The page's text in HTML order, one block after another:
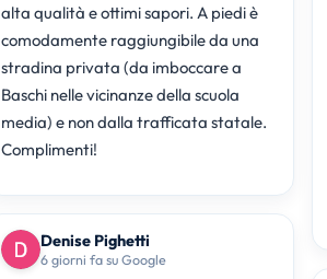
alta qualità e ottimi sapori. A piedi è
comodamente raggiungibile da una
stradina privata (da imboccare a
Baschi nelle vicinanze della scuola
media) e non dalla trafficata statale.
Complimenti!
Denise Pighetti
6 giorni fa su Google